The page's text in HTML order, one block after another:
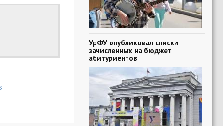
УрФУ опубликовал списки
зачисленных на бюджет
абитуриентов